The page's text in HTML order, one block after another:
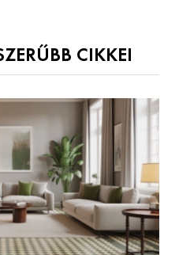
CIKKEI